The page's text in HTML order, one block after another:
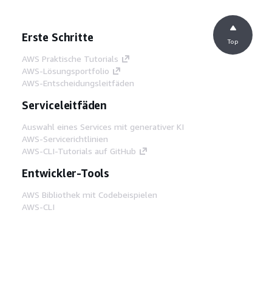
Erste Schritte
AWS Praktische Tutorials
AWS-Lösungsportfolio
AWS-Entscheidungsleitfäden
Serviceleitfäden
Auswahl eines Services mit generativer KI
AWS-Servicerichtlinien
AWS-CLI-Tutorials auf GitHub
Entwickler-Tools
AWS Bibliothek mit Codebeispielen
AWS-CLI
Top